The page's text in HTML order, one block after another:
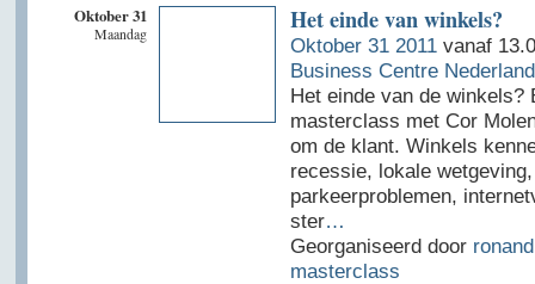
Oktober 31
Maandag Het einde van winkels?
Oktober 31 2011vanaf
Business Centre Nederland
Het einde van de winkels?
masterclass met Cor
om de klant. Winkels
recessie, lokale wetgeving,
parkeerproblemen,
ster…
Georganiseerd door
masterclass